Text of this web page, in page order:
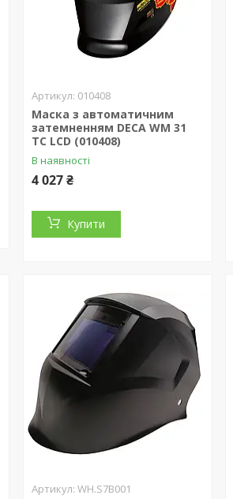
010408
Маска з автоматичним
затемненням DECA WM 31
TC LCD (010408)
В наявності
4 027 ₴
Купити
WH.S7B001